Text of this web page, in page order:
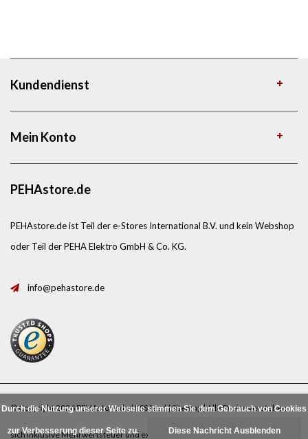
Kundendienst
Mein Konto
PEHAstore.de
PEHAstore.de ist Teil der e-Stores International B.V. und kein Webshop
oder Teil der PEHA Elektro GmbH & Co. KG.
info@pehastore.de
© Copyright 2026 PEHAstore.de |RSS feed|Sitemap| Alle Preise verstehen
sich inklusive Mehrwertsteuer und exklusivePorto.
Durch die Nutzung unserer Webseite stimmen Sie dem Gebrauch von Cookies
zur Verbesserung dieser Seite zu. Diese Nachricht Ausblenden